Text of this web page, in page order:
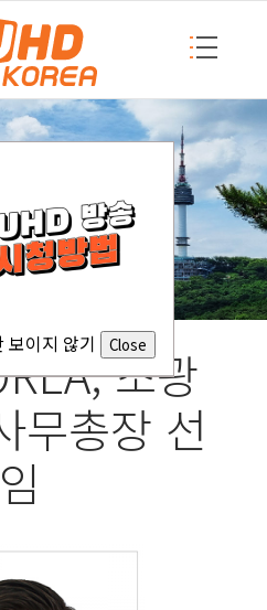
보이지 않기
조광
무총장 선
임